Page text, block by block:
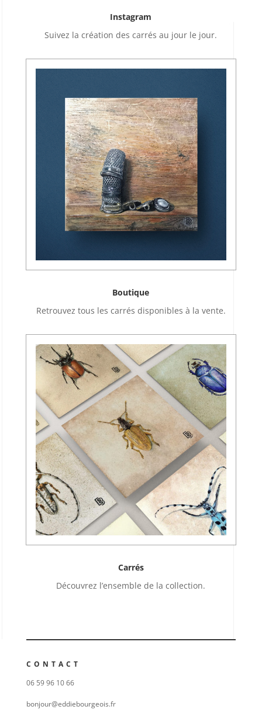
Instagram
Suivez la création des carrés au jour le jour.
Boutique
Retrouvez tous les carrés disponibles à la vente.
Carrés
Découvrez l’ensemble de la collection.
CONTACT
06 59 96 10 66
bonjour@eddiebourgeois.fr